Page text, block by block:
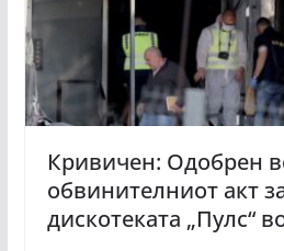
Кривичен: Одобрен
обвинителниот акт
дискотеката „Пулс“